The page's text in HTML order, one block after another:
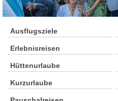
Ausflugsziele
Erlebnisreisen
Hüttenurlaube
Kurzurlaube